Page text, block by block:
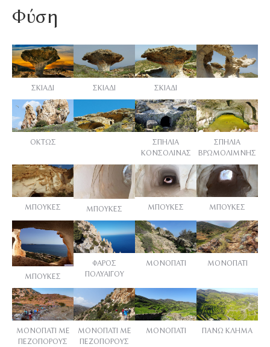
Φύση
ΣΚΙΑΔΙ ΣΚΙΑΔΙ ΣΚΙΑΔΙ
ΟΚΤΩΣ
ΣΠΗΛΙΑ
ΚΟΝΣΟΛΙΝΑΣ
ΣΠΗΛΙΑ
ΒΡΩΜΟΛΙΜΝΗΣ
ΜΠΟΥΚΕΣ ΜΠΟΥΚΕΣ ΜΠΟΥΚΕΣ ΜΠΟΥΚΕΣ
ΜΠΟΥΚΕΣ
ΦΑΡΟΣ
ΠΟΛΥΑΙΓΟΥ
ΜΟΝΟΠΑΤΙ ΜΟΝΟΠΑΤΙ
ΜΟΝΟΠΑΤΙ ΜΕ
ΠΕΖΟΠΟΡΟΥΣ
ΜΟΝΟΠΑΤΙ ΜΕ
ΠΕΖΟΠΟΡΟΥΣ
ΜΟΝΟΠΑΤΙ ΠΑΝΩ ΚΛΗΜΑ